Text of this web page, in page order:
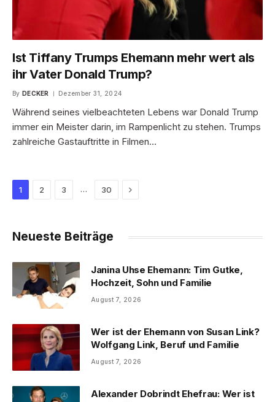
Ist Tiffany Trumps Ehemann mehr wert als
ihr Vater Donald Trump?
By DECKER Dezember 31, 2024
Während seines vielbeachteten Lebens war Donald Trump
immer ein Meister darin, im Rampenlicht zu stehen. Trumps
zahlreiche Gastauftritte in Filmen…
1 2 3 … 30 Next
Neueste Beiträge
Janina Uhse Ehemann: Tim Gutke,
Hochzeit, Sohn und Familie
August 7, 2026
Wer ist der Ehemann von Susan Link?
Wolfgang Link, Beruf und Familie
August 7, 2026
Alexander Dobrindt Ehefrau: Wer ist